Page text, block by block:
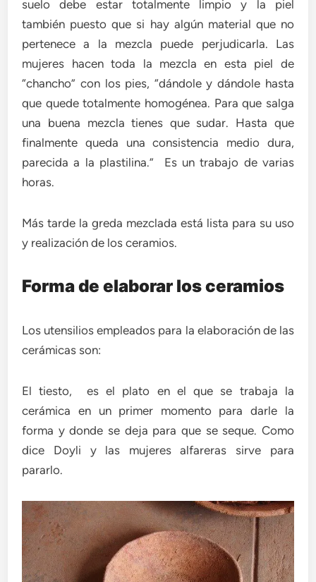
suelo debe estar totalmente limpio y la piel
también puesto que si hay algún material que no
pertenece a la mezcla puede perjudicarla. Las
mujeres hacen toda la mezcla en esta piel de
“chancho” con los pies, “dándole y dándole hasta
que quede totalmente homogénea. Para que salga
una buena mezcla tienes que sudar. Hasta que
finalmente queda una consistencia medio dura,
parecida a la plastilina.” Es un trabajo de varias
horas.
Más tarde la greda mezclada está lista para su uso
y realización de los ceramios.
Forma de elaborar los ceramios
Los utensilios empleados para la elaboración de las
cerámicas son:
El tiesto, es el plato en el que se trabaja la
cerámica en un primer momento para darle la
forma y donde se deja para que se seque. Como
dice Doyli y las mujeres alfareras sirve para
pararlo.